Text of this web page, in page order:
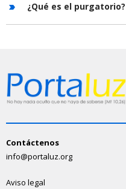
¿Qué es el purgatorio?
Contáctenos
info@portaluz.org
Aviso legal